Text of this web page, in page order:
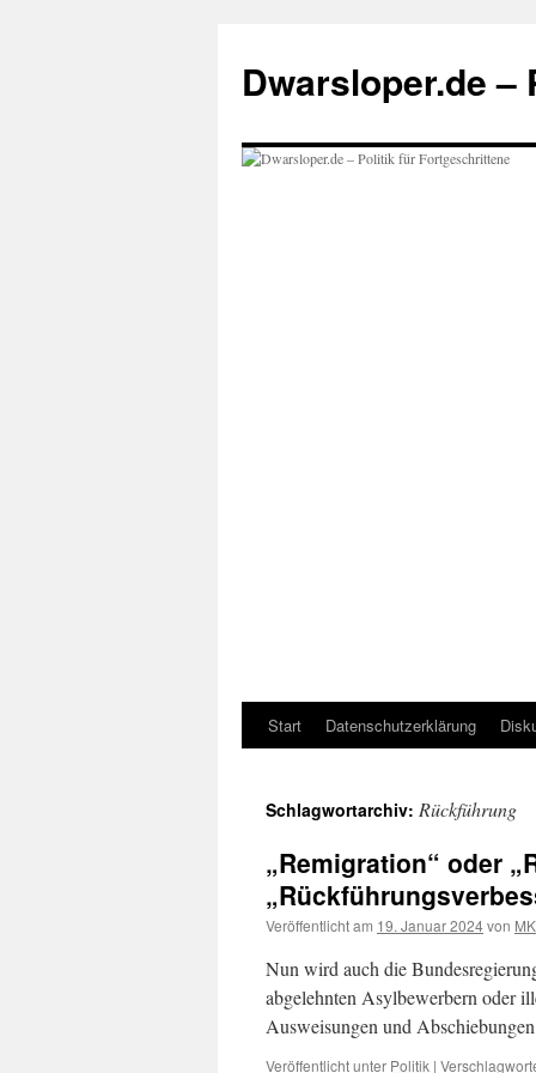
springen
Dwarsloper.de
Start Datenschutzerklärung
Schlagwortarchiv: Rückführung
„Remigration“ oder
Veröffentlicht am 19. Januar 2024von MK
Nun wird auch die
abgelehnten Asylbewerbern oder
Ausweisungen und
Veröffentlicht unter Politik |